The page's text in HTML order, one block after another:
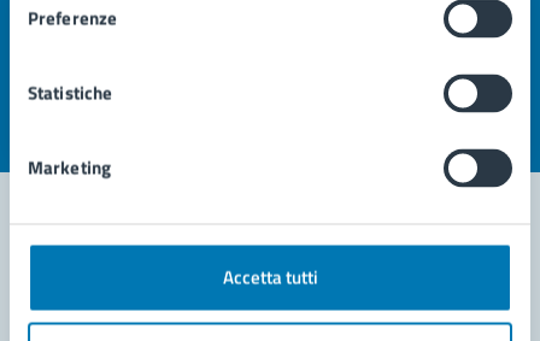
Preferenze
Statistiche
Marketing
Accetta tutti
Quanto sono chiare le informazioni su questa
Valuta la chiarezza delle informazioni (da 1 a 5 stelle)
Seleziona il numero di stelle per valutare la chiarezza delle
Contatta il comune
Leggi le domande frequenti